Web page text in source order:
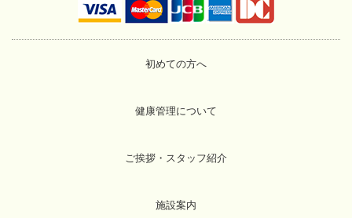
初めての方へ
健康管理について
ご挨拶・スタッフ紹介
施設案内